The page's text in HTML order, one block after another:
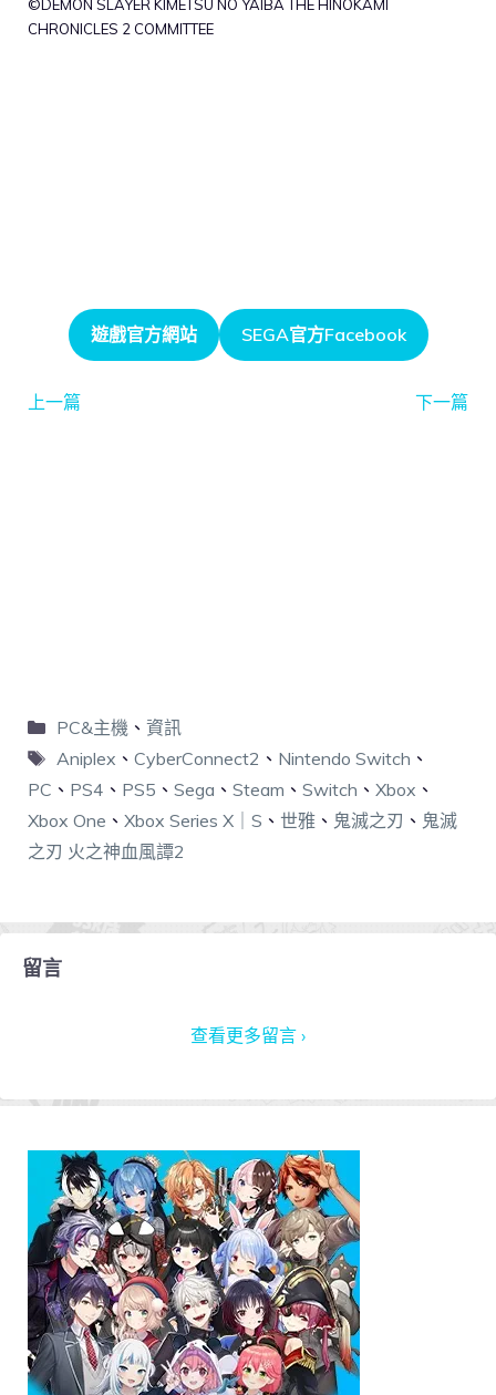
©DEMON SLAYER KIMETSU NO YAIBA THE HINOKAMI
CHRONICLES 2 COMMITTEE
遊戲官方網站 SEGA官方Facebook
上一篇 下一篇
PC&主機 、 資訊
Aniplex 、 CyberConnect2 、 Nintendo Switch 、
PC 、 PS4 、 PS5 、 Sega 、 Steam 、 Switch 、 Xbox 、
Xbox One 、 Xbox Series X｜S 、 世雅 、 鬼滅之刃 、 鬼滅
之刃 火之神血風譚2
留言
查看更多留言 ›